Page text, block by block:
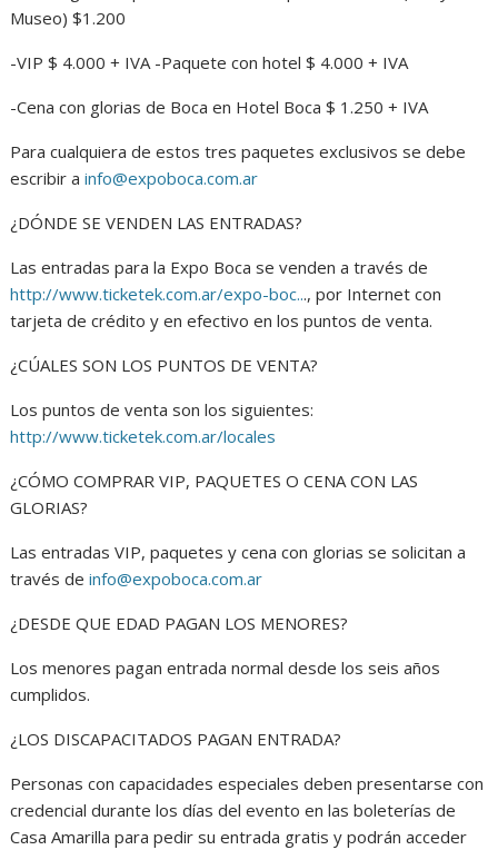
Museo) $1.200
-VIP $ 4.000 + IVA -Paquete con hotel $ 4.000 + IVA
-Cena con glorias de Boca en Hotel Boca $ 1.250 + IVA
Para cualquiera de estos tres paquetes exclusivos se debe
escribir ainfo@expoboca.com.ar
¿DÓNDE SE VENDEN LAS ENTRADAS?
Las entradas para la Expo Boca se venden a través de
http://www.ticketek.com.ar/expo-boc..., por Internet con
tarjeta de crédito y en efectivo en los puntos de venta.
¿CÚALES SON LOS PUNTOS DE VENTA?
Los puntos de venta son los siguientes:
http://www.ticketek.com.ar/locales
¿CÓMO COMPRAR VIP, PAQUETES O CENA CON LAS
GLORIAS?
Las entradas VIP, paquetes y cena con glorias se solicitan a
través deinfo@expoboca.com.ar
¿DESDE QUE EDAD PAGAN LOS MENORES?
Los menores pagan entrada normal desde los seis años
cumplidos.
¿LOS DISCAPACITADOS PAGAN ENTRADA?
Personas con capacidades especiales deben presentarse con
credencial durante los días del evento en las boleterías de
Casa Amarilla para pedir su entrada gratis y podrán acceder